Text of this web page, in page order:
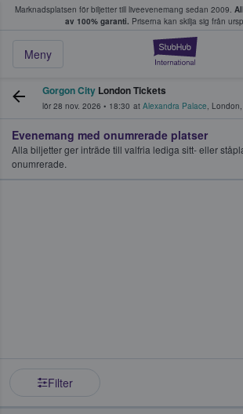
Marknadsplatsen för biljetter till liveevenemang sedan 2009.
av 100% garanti. Priserna kan skilja sig från
Meny
köper och säljer biljetter.
Gorgon City London Tickets
lör 28 nov. 2026 • 18:30 at Alexandra Palace, London,
Evenemang med onumrerade platser
Alla biljetter ger inträde till valfria lediga sitt- eller
onumrerade.
Filter